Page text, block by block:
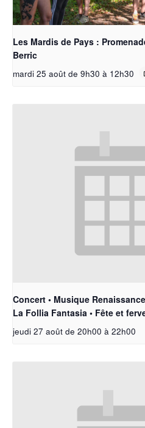
Les Mardis de Pays :
Berric
mardi 25 août de 9h30 à 12h30
Concert • Musique
La Follia Fantasia • Fête et
jeudi 27 août de 20h00 à 22h00